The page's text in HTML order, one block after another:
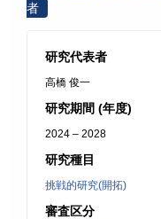
者
研究代表者
高橋 俊一
研究期間 (年度)
2024 – 2028
研究種目
挑戦的研究(開拓)
審査区分